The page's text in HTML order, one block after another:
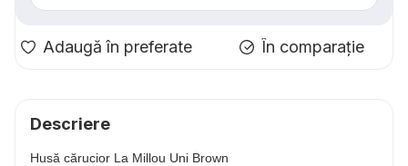
Adaugă în preferate În comparație
Descriere
Husă cărucior La Millou Uni Brown